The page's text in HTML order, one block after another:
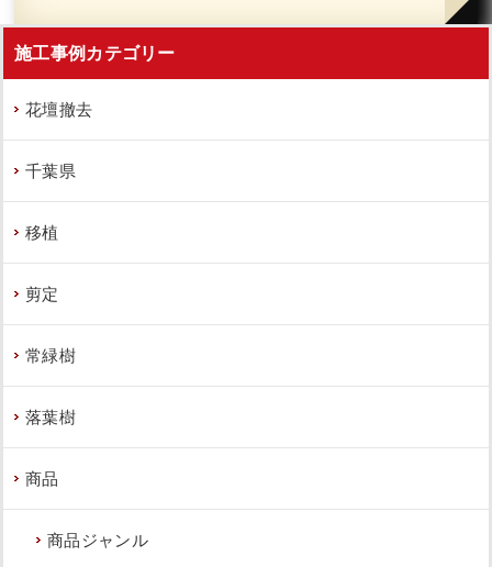
施工事例カテゴリー
花壇撤去
千葉県
移植
剪定
常緑樹
落葉樹
商品
商品ジャンル